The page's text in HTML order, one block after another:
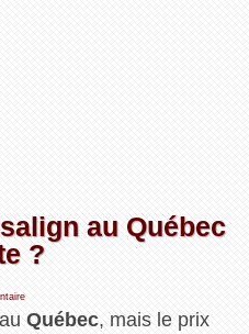
au Québec
?
Québec, mais le prix